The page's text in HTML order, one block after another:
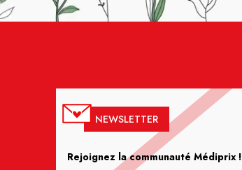
NEWSLETTER
Rejoignez la communauté Médiprix !